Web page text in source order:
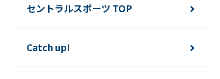
セントラルスポーツ TOP
Catch up!
will
be